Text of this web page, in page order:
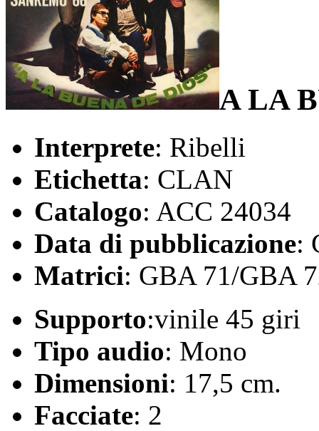
A LA
Interprete: Ribelli
Etichetta: CLAN
Catalogo: ACC 24034
Data di pubblicazione:
Matrici: GBA 71/GBA
Supporto:vinile 45 giri
Tipo audio: Mono
Dimensioni: 17,5 cm.
Facciate: 2